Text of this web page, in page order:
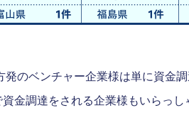
のベンチャー企業様は単に資金
金調達をされる企業様もいらっし